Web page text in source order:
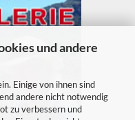
und andere
Einige von ihnen sind
andere nicht notwendig
zu verbessern und